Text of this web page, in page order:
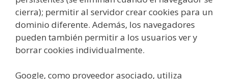
cierra); permitir al servidor crear cookies para un
dominio diferente. Además, los navegadores
pueden también permitir a los usuarios ver y
borrar cookies individualmente.
Google, como proveedor asociado, utiliza